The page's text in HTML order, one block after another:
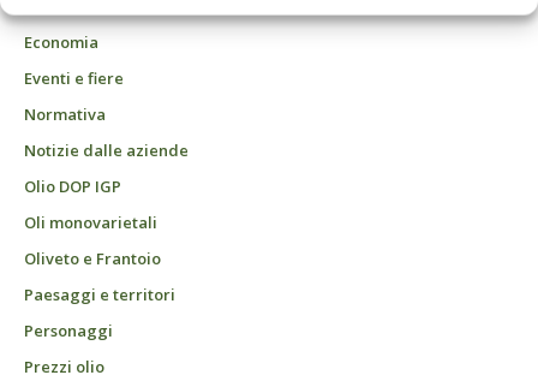
Economia
Eventi e fiere
Normativa
Notizie dalle aziende
Olio DOP IGP
Oli monovarietali
Oliveto e Frantoio
Paesaggi e territori
Personaggi
Prezzi olio